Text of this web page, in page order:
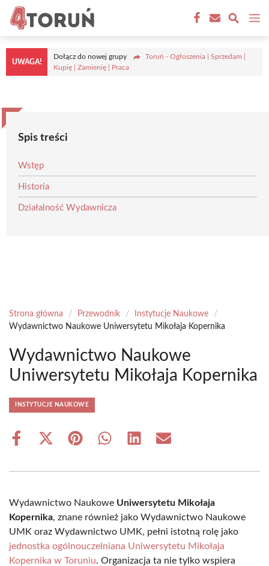
Przejdź
treści
UWAGA!
Dołącz do nowej grupy
Toruń - Ogłoszenia | Sprzedam |
Kupię | Zamienię | Praca
Spis treści
Wstęp
Historia
Działalność Wydawnicza
Strona główna / Przewodnik / Instytucje Naukowe
/
Wydawnictwo Naukowe Uniwersytetu Mikołaja Kopernika
Wydawnictwo Naukowe
Uniwersytetu Mikołaja Kopernika
INSTYTUCJE NAUKOWE
Share
Share
(Twitter)
Share Share Share Share
Wydawnictwo Naukowe Uniwersytetu Mikołaja
Kopernika, znane również jako Wydawnictwo Naukowe
UMK oraz Wydawnictwo UMK, pełni istotną rolę jako
jednostka ogólnouczelniana Uniwersytetu Mikołaja
Kopernika w Toruniu. Organizacja ta nie tylko wspiera